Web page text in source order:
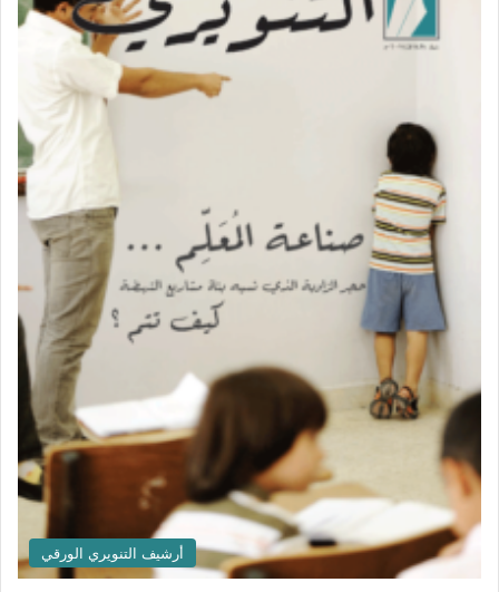
أرشيف التنويري الورقي